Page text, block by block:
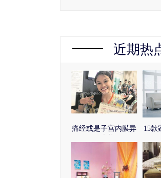
近期热
痛经或是子宫内膜异
15款